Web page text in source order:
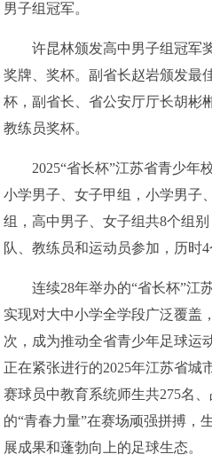
男子组冠军。
许昆林颁发高中男子组冠军
奖牌、奖杯。副省长赵岩颁发最
杯，副省长、省公安厅厅长胡彬
教练员奖杯。
2025“省长杯”江苏省青少年
小学男子、女子甲组，小学男子
组，高中男子、女子组共8个组
队、教练员和运动员参加，历时4
连续28年举办的“省长杯”江
实现对大中小学全学段广泛覆盖
次，成为推动全省青少年足球运
正在紧张进行的2025年江苏省城
赛球员中教育系统师生共275名
的“青春力量”在赛场顽强拼搏，
展成果和蓬勃向上的足球生态。